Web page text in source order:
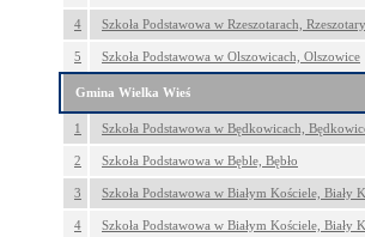
4 Szkoła Podstawowa w Rzeszotarach, Rzeszotary
5 Szkoła Podstawowa w Olszowicach, Olszowice
Gmina Wielka Wieś
1 Szkoła Podstawowa w Będkowicach,
2 Szkoła Podstawowa w Bęble, Bębło
3 Szkoła Podstawowa w Białym Kościele, Biały
4 Szkoła Podstawowa w Białym Kościele, Biały